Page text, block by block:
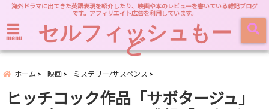
海外ドラマに出てきた英語表現を紹介したり、映画や本のレビューを書いている雑記ブログ
です。アフィリエイト広告を利用しています。
menu セルフィッシュもー
ど
ホーム 映画 ミステリー/サスペンス
ヒッチコック作品「サボタージュ」